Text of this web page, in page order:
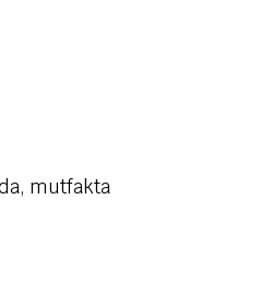
mutfakta